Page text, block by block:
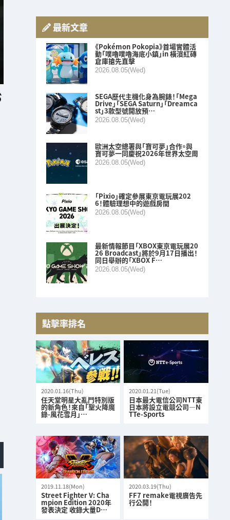
最新文章
《Pokémon Pokopia》首場實體活
動「噗嚕噗嚕海底小鎮」in 橫濱紅磚
倉庫搶先直擊
2026.08.05(Wed)
SEGA歷代主機化身為腕錶！「Mega
Drive」「SEGA Saturn」「Dreamca
st」3款型號開放預…
2026.08.05(Wed)
歐洲太空總署與「寶可夢」合作。與
寶可夢一同慶祝2026年世界太空周
2026.08.05(Wed)
「Pixio」確定參展東京電玩展202
6！體驗理想中的遊戲房間
2026.08.05(Wed)
最新情報節目「XBOX東京電玩展20
26 Broadcast」將於9月17日播出！
同日舉辦的「XBOX F…
2026.08.05(Wed)
點擊率排名
2020.01.16(Thu)
任天堂明星大亂鬥特別版
的新角色！來自「聖火降魔
錄-風花雪月」…
2020.01.21(Tue)
日本最大電信公司NTT東
日本將設立電競公司—N
TTe-Sports
2019.11.18(Mon)
Street Fighter V: Cha
mpion Edition 2020年
發表決定 收錄大量D…
2020.03.19(Thu)
FF7 remake電視廣告先
行公開！